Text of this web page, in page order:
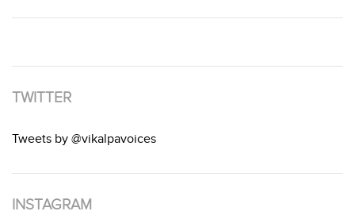
TWITTER
Tweets by @vikalpavoices
INSTAGRAM